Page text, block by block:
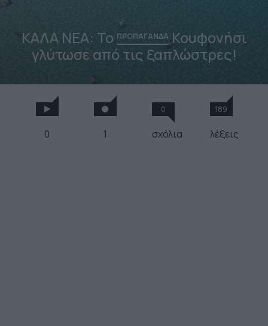
ΚΑΛΑ ΝΕΑ: Το ΠΡΟΠΑΓΑΝΔΑΚουφονήσι
γλύτωσε από τις ξαπλώστρες!
0 1
0
σχόλια
189
λέξεις